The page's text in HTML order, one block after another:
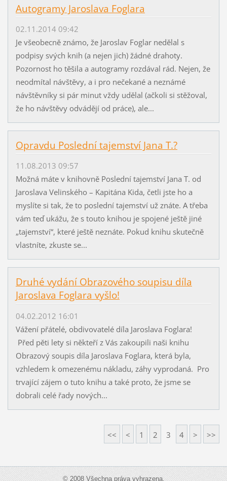
Autogramy Jaroslava Foglara
02.11.2014 09:42
Je všeobecně známo, že Jaroslav Foglar nedělal s
podpisy svých knih (a nejen jich) žádné drahoty.
Pozornost ho těšila a autogramy rozdával rád. Nejen, že
neodmítal návštěvy, a i pro nečekané a neznámé
návštěvníky si pár minut vždy udělal (ačkoli si stěžoval,
že ho návštěvy odvádějí od práce), ale...
Opravdu Poslední tajemství Jana T.?
11.08.2013 09:57
Možná máte v knihovně Poslední tajemství Jana T. od
Jaroslava Velinského – Kapitána Kida, četli jste ho a
myslíte si tak, že to poslední tajemství už znáte. A třeba
vám teď ukážu, že s touto knihou je spojené ještě jiné
„tajemství“, které ještě neznáte. Pokud knihu skutečně
vlastníte, zkuste se...
Druhé vydání Obrazového soupisu díla
Jaroslava Foglara vyšlo!
04.02.2012 16:01
Vážení přátelé, obdivovatelé díla Jaroslava Foglara!
Před pěti lety si někteří z Vás zakoupili naši knihu
Obrazový soupis díla Jaroslava Foglara, která byla,
vzhledem k omezenému nákladu, záhy vyprodaná. Pro
trvající zájem o tuto knihu a také proto, že jsme se
dobrali celé řady nových...
<< < 1 2 3 4 > >>
© 2008 Všechna práva vyhrazena.